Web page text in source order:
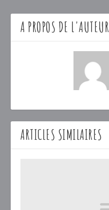
A PROPOS DE L'AUTEUR
ARTICLES SIMILAIRES